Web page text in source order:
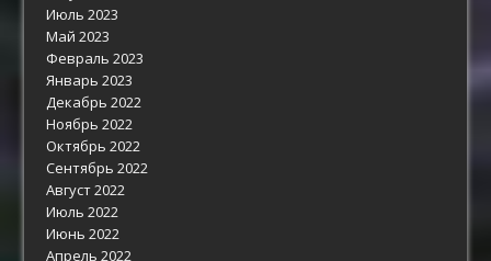
Июль 2023
Май 2023
Февраль 2023
Январь 2023
Декабрь 2022
Ноябрь 2022
Октябрь 2022
Сентябрь 2022
Август 2022
Июль 2022
Июнь 2022
Апрель 2022